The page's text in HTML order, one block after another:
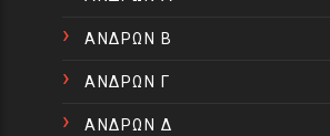
ΑΝΔΡΩΝ Β
ΑΝΔΡΩΝ Γ
ΑΝΔΡΩΝ Δ